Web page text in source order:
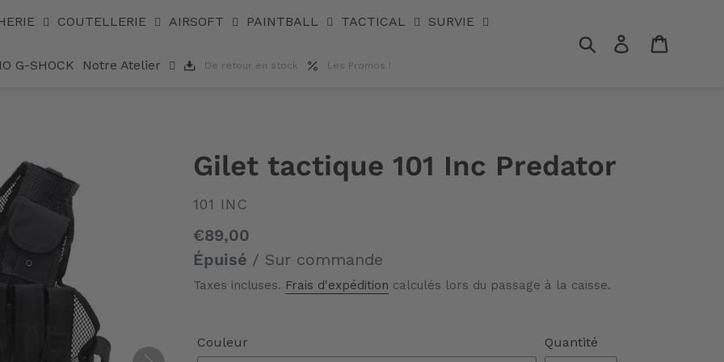
COUTELLERIE AIRSOFT PAINTBALL TACTICAL SURVIE
G-SHOCK Notre Atelier De retour en stock Les Promos !
RechercherSe connecter
Gilet tactique 101 Inc Predator
DISTRIBUTEUR
101 INC
Prix
normal
€89,00
Épuisé / Sur commande
Taxes incluses. Frais d'expédition calculés lors du passage à la caisse.
Couleur Quantité